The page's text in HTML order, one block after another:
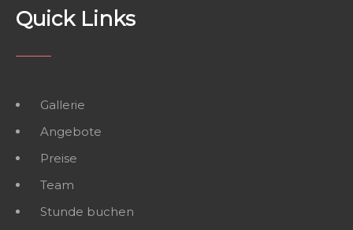
Quick Links
Gallerie
Angebote
Preise
Team
Stunde buchen